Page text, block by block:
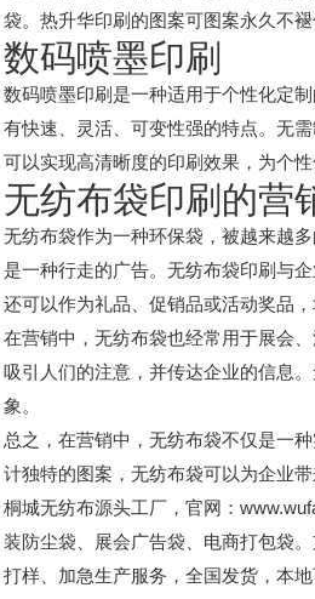
袋。热升华印刷的图案可图案永久不褪
数码喷墨印刷
数码喷墨印刷是一种适用于个性化定
有快速、灵活、可变性强的特点。无
可以实现高清晰度的印刷效果，为个性
无纺布袋印刷的营
无纺布袋作为一种环保袋，被越来越
是一种行走的广告。无纺布袋印刷与
还可以作为礼品、促销品或活动奖品
在营销中，无纺布袋也经常用于展会
吸引人们的注意，并传达企业的信息
象。
总之，在营销中，无纺布袋不仅是一
计独特的图案，无纺布袋可以为企业
桐城无纺布源头工厂，官网：
装防尘袋、展会广告袋、电商打包袋
打样、加急生产服务，全国发货，本